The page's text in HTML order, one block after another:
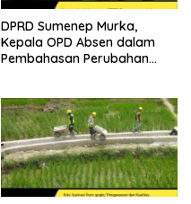
DPRD Sumenep Murka,
Kepala OPD Absen dalam
Pembahasan Perubahan